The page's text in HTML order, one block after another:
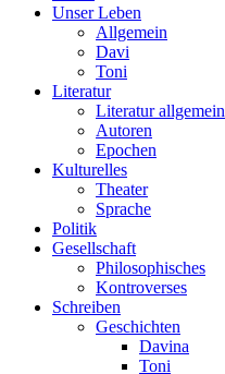
Unser Leben
Allgemein
Davi
Toni
Literatur
Literatur allgemein
Autoren
Epochen
Kulturelles
Theater
Sprache
Politik
Gesellschaft
Philosophisches
Kontroverses
Schreiben
Geschichten
Davina
Toni